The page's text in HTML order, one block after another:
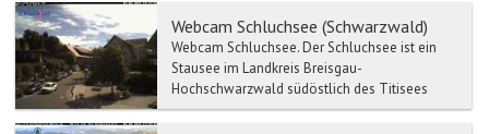
Webcam Schluchsee (Schwarzwald)
Webcam Schluchsee. Der Schluchsee ist ein
Stausee im Landkreis Breisgau-
Hochschwarzwald südöstlich des Titisees
(Baden-Württemberg). Der Sc...